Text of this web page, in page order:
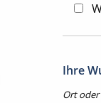
Ihre
Ort oder